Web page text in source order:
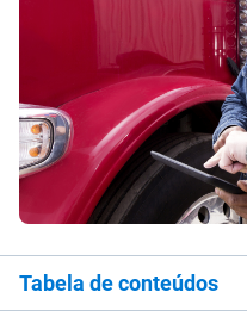
Tabela de conteúdos